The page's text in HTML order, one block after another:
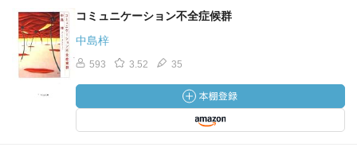
コミュニケーション不全症候群
中島梓
593 3.52 35